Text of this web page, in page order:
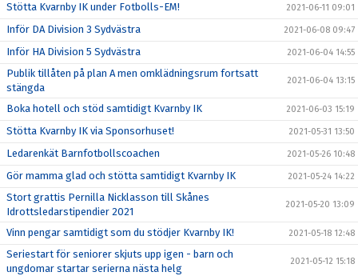
Stötta Kvarnby IK under Fotbolls-EM! 2021-06-11 09:01
Inför DA Division 3 Sydvästra 2021-06-08 09:47
Inför HA Division 5 Sydvästra 2021-06-04 14:55
Publik tillåten på plan A men omklädningsrum fortsatt
stängda
2021-06-04 13:15
Boka hotell och stöd samtidigt Kvarnby IK 2021-06-03 15:19
Stötta Kvarnby IK via Sponsorhuset! 2021-05-31 13:50
Ledarenkät Barnfotbollscoachen 2021-05-26 10:48
Gör mamma glad och stötta samtidigt Kvarnby IK 2021-05-24 14:22
Stort grattis Pernilla Nicklasson till Skånes
Idrottsledarstipendier 2021
2021-05-20 13:09
Vinn pengar samtidigt som du stödjer Kvarnby IK! 2021-05-18 12:48
Seriestart för seniorer skjuts upp igen - barn och
ungdomar startar serierna nästa helg
2021-05-12 15:18